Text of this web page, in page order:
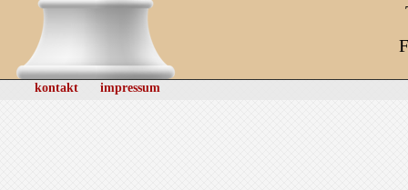
kontakt impressum